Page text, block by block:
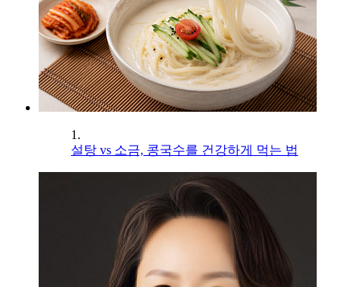
1.
설탕 vs 소금, 콩국수를 건강하게 먹는 법